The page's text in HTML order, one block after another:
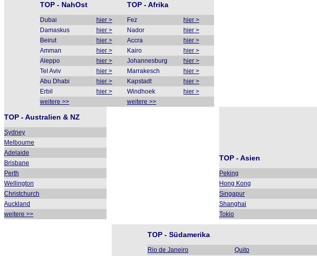
TOP - NahOst TOP - Afrika
Dubai hier > Fez
hier >
Damaskus
hier > Nador
hier >
Beirut
hier > Accra
hier >
Amman
hier > Kairo
hier >
Aleppo
hier > Johannesburg
hier >
Tel Aviv
hier > Marrakesch
hier >
Abu Dhabi
hier > Kapstadt
hier >
Erbil
hier > Windhoek
hier >
weitere >>
weitere >>
TOP - Australien & NZ
Sydney
Melbourne
Adelaide
Brisbane
Perth
Wellington
Christchurch
Auckland
weitere >>
TOP - Asien
Peking
Hong Kong
Singapur
Shanghai
Tokio
TOP - Südamerika
Rio de Janeiro
Quito